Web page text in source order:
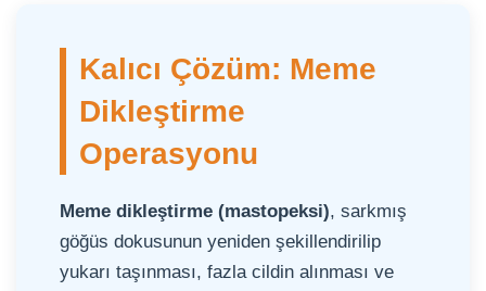
Kalıcı Çözüm: Meme
Dikleştirme
Operasyonu
Meme dikleştirme (mastopeksi), sarkmış
göğüs dokusunun yeniden şekillendirilip
yukarı taşınması, fazla cildin alınması ve